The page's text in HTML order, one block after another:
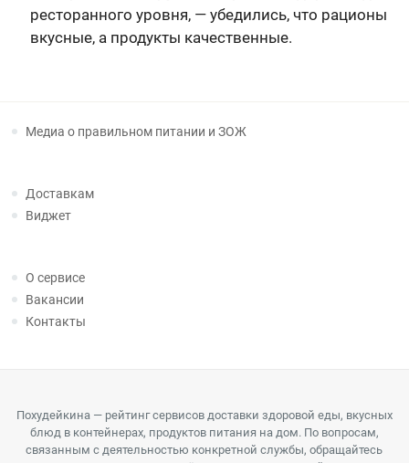
ресторанного уровня, — убедились, что рационы
вкусные, а продукты качественные.
Медиа о правильном питании и ЗОЖ
Доставкам
Виджет
О сервисе
Вакансии
Контакты
Похудейкина — рейтинг сервисов доставки здоровой еды, вкусных
блюд в контейнерах, продуктов питания на дом. По вопросам,
связанным с деятельностью конкретной службы, обращайтесь